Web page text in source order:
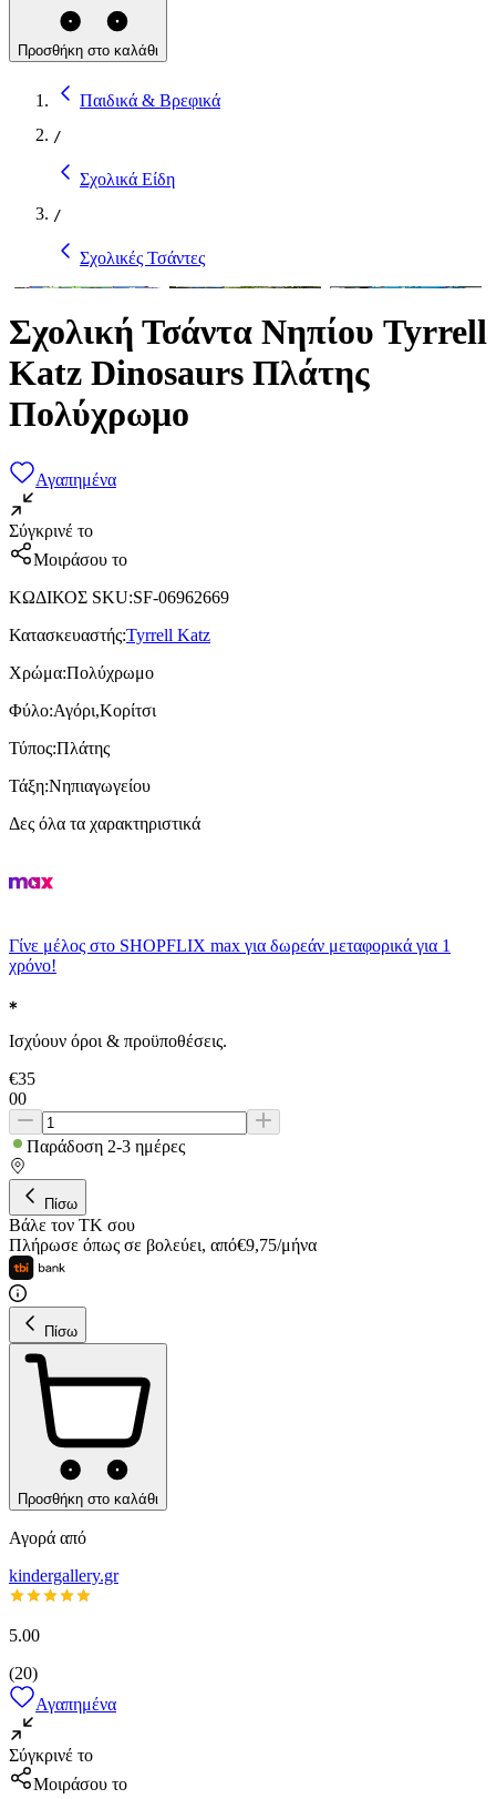
Προσθήκη στο καλάθι
Παιδικά & Βρεφικά
/
Σχολικά Είδη
/
Σχολικές Τσάντες
Σχολική Τσάντα Νηπίου Tyrrell
Katz Dinosaurs Πλάτης
Πολύχρωμο
Αγαπημένα
Σύγκρινέ το
Μοιράσου το
ΚΩΔΙΚΟΣ SKU:SF-06962669
Κατασκευαστής:Tyrrell Katz
Χρώμα:Πολύχρωμο
Φύλο:Αγόρι,Κορίτσι
Τύπος:Πλάτης
Τάξη:Νηπιαγωγείου
Δες όλα τα χαρακτηριστικά
Γίνε μέλος στο SHOPFLIX max για δωρεάν μεταφορικά για 1
χρόνο!
Ισχύουν όροι & προϋποθέσεις.
€35
00
Παράδοση 2-3 ημέρες
Πίσω
Βάλε τον ΤΚ σου
Πλήρωσε όπως σε βολεύει, από€9,75/μήνα
Πίσω
Προσθήκη στο καλάθι
Αγορά από
kindergallery.gr
5.00
(20)
Αγαπημένα
Σύγκρινέ το
Μοιράσου το